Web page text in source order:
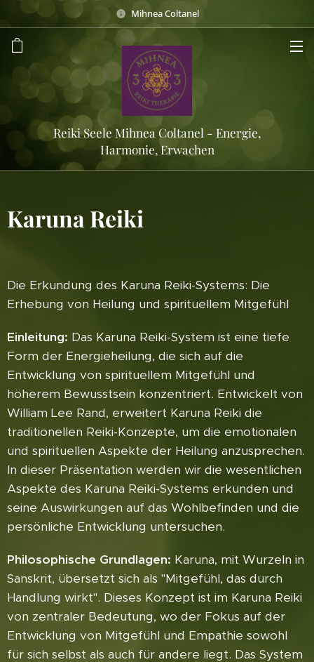
Mihnea Coltanel
Reiki Seele Mihnea Coltanel - Energie,
Harmonie, Erwachen
Karuna Reiki
Die Erkundung des Karuna Reiki-Systems: Die
Erhebung von Heilung und spirituellem Mitgefühl
Einleitung: Das Karuna Reiki-System ist eine tiefe
Form der Energieheilung, die sich auf die
Entwicklung von spirituellem Mitgefühl und
höherem Bewusstsein konzentriert. Entwickelt von
William Lee Rand, erweitert Karuna Reiki die
traditionellen Reiki-Konzepte, um die emotionalen
und spirituellen Aspekte der Heilung anzusprechen.
In dieser Präsentation werden wir die wesentlichen
Aspekte des Karuna Reiki-Systems erkunden und
seine Auswirkungen auf das Wohlbefinden und die
persönliche Entwicklung untersuchen.
Philosophische Grundlagen: Karuna, mit Wurzeln in
Sanskrit, übersetzt sich als "Mitgefühl, das durch
Handlung wirkt". Dieses Konzept ist im Karuna Reiki
von zentraler Bedeutung, wo der Fokus auf der
Entwicklung von Mitgefühl und Empathie sowohl
für sich selbst als auch für andere liegt. Das System